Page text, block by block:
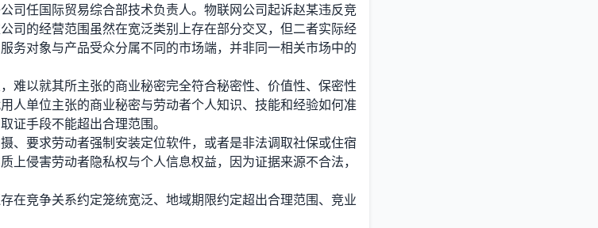
司任国际贸易综合部技术负责人。物联网公司起诉赵某违反竞
司的经营范围虽然在宽泛类别上存在部分交叉，但二者实际经
务对象与产品受众分属不同的市场端，并非同一相关市场中的
以就其所主张的商业秘密完全符合秘密性、价值性、保密性
人单位主张的商业秘密与劳动者个人知识、技能和经验如何准
证手段不能超出合理范围。
要求劳动者强制安装定位软件，或者是非法调取社保或住宿
上侵害劳动者隐私权与个人信息权益，因为证据来源不合法，
竞争关系约定笼统宽泛、地域期限约定超出合理范围、竞业